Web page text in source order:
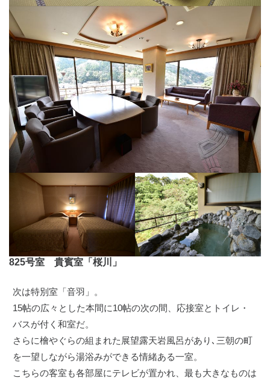
825号室 貴賓室「桜川」
次は特別室「音羽」。
15帖の広々とした本間に10帖の次の間、応接室とトイレ・
バスが付く和室だ。
さらに檜やぐらの組まれた展望露天岩風呂があり､三朝の町
を一望しながら湯浴みができる情緒ある一室。
こちらの客室も各部屋にテレビが置かれ、最も大きなものは